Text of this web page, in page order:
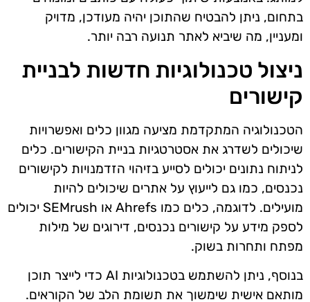
בתחום, ניתן להבטיח שהתוכן יהיה מעודכן, מדויק
ומעניין, מה שיביא לאתר תנועה רבה יותר.
ניצול טכנולוגיות חדשות לבניית
קישורים
הטכנולוגיה המתקדמת מציעה מגוון כלים ואפשרויות
שיכולים לשדרג את אסטרטגיות בניית הקישורים. כלים
לניתוח נתונים יכולים לסייע בזיהוי הזדמנויות לקישורים
נכנסים, כמו גם לייעוץ על אתרים שיכולים להיות
מועילים. לדוגמה, כלים כמו Ahrefs או SEMrush יכולים
לספק מידע על קישורים נכנסים, דירוגים של מילות
מפתח ותחרות בשוק.
בנוסף, ניתן להשתמש בטכנולוגיות AI כדי לייצר תוכן
מותאם אישית שימשוך את תשומת הלב של הקוראים.